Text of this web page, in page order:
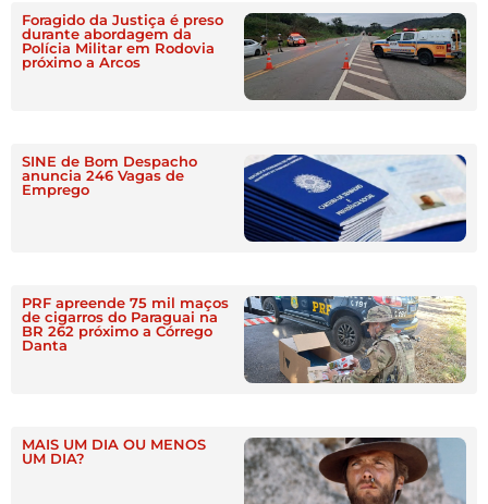
Foragido da Justiça é preso
durante abordagem da
Polícia Militar em Rodovia
próximo a Arcos
SINE de Bom Despacho
anuncia 246 Vagas de
Emprego
PRF apreende 75 mil maços
de cigarros do Paraguai na
BR 262 próximo a Córrego
Danta
MAIS UM DIA OU MENOS
UM DIA?